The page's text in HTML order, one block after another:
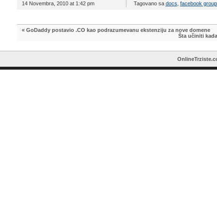
14 Novembra, 2010 at 1:42 pm
Tagovano sa docs facebook
« GoDaddy postavio .CO kao podrazumevanu ekstenziju za nove domene
Šta učiniti